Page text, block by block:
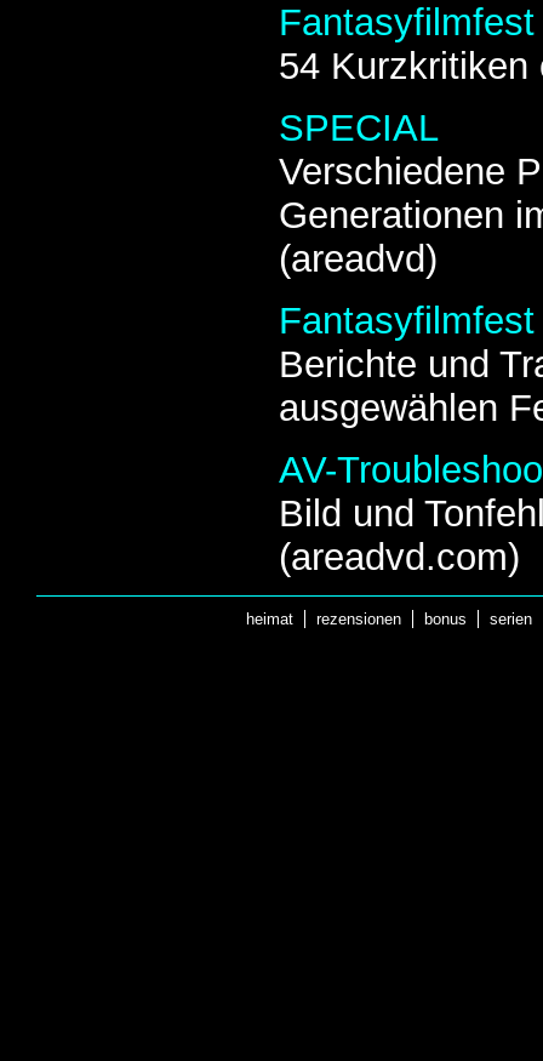
54 Kurzkritiken
SPECIAL
Verschiedene
Generationen
(areadvd)
Berichte und
ausgewählen
AV-
Bild und
(areadvd.com)
heimat rezensionen bonus serien